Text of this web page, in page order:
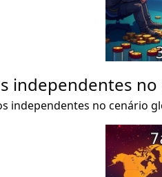
independentes
independentes no cenário